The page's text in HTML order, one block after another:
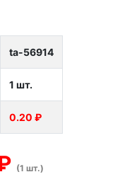
ta-56914
1 шт.
0.20 ₽
(1 шт.)